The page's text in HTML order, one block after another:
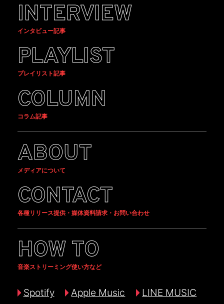
INTERVIEW
インタビュー記事
PLAYLIST
プレイリスト記事
COLUMN
コラム記事
ABOUT
メディアについて
CONTACT
各種リリース提供・媒体資料請求・お問い合わせ
HOW TO
音楽ストリーミング使い方など
Spotify Apple Music
LINE MUSIC